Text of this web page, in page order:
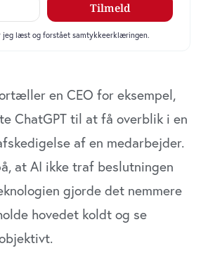
en CEO for eksempel,
ChatGPT til at få overblik i en
af en medarbejder.
at AI ikke traf beslutningen
gjorde det nemmere
hovedet koldt og se